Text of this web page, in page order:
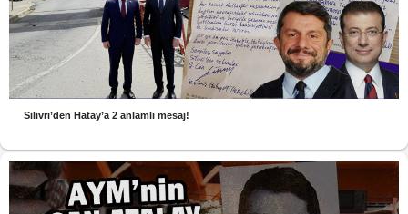
Silivri’den Hatay’a 2 anlamlı mesaj!